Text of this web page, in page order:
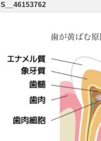
S__46153762